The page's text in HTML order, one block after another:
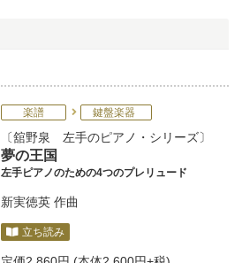
楽譜 鍵盤楽器
舘野泉 左手のピアノ・シリーズ
夢の王国
左手ピアノのための4つのプレリュード
新実徳英 作曲
立ち読み